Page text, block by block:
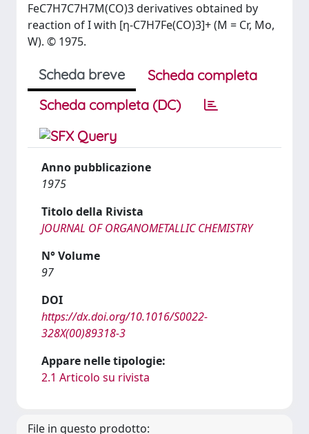
FeC7H7C7H7M(CO)3 derivatives obtained by
reaction of I with [η-C7H7Fe(CO)3]+ (M = Cr, Mo,
W). © 1975.
Scheda breve
Scheda completa
Scheda completa (DC)
Anno pubblicazione
1975
Titolo della Rivista
JOURNAL OF ORGANOMETALLIC CHEMISTRY
N° Volume
97
DOI
https://dx.doi.org/10.1016/S0022-
328X(00)89318-3
Appare nelle tipologie:
2.1 Articolo su rivista
File in questo prodotto: